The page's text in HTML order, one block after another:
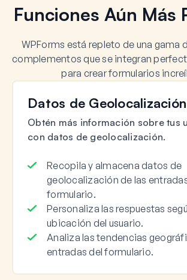
Funciones Aún Más
WPForms está repleto de una gama
complementos que se integran
para crear formularios
Datos de Geolocalización
Obtén más información sobre tus
con datos de geolocalización.
Recopila y almacena datos de
geolocalización de las
formulario.
Personaliza las respuestas
ubicación del usuario.
Analiza las tendencias
entradas del formulario.